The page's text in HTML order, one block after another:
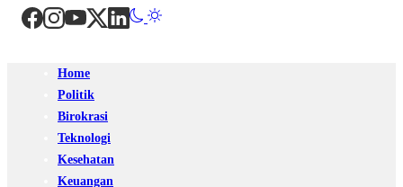
Home
Politik
Birokrasi
Teknologi
Kesehatan
Keuangan